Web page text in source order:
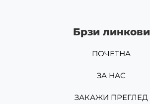
Брзи линкови
ПОЧЕТНА
ЗА НАС
ЗАКАЖИ ПРЕГЛЕД